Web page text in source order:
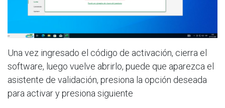
Una vez ingresado el código de activación, cierra el
software, luego vuelve abrirlo, puede que aparezca el
asistente de validación, presiona la opción deseada
para activar y presiona siguiente